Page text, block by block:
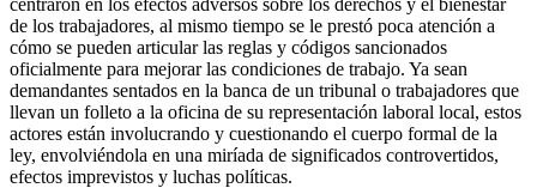
de los trabajadores, al mismo tiempo se le prestó poca atención a
cómo se pueden articular las reglas y códigos sancionados
oficialmente para mejorar las condiciones de trabajo. Ya sean
demandantes sentados en la banca de un tribunal o trabajadores que
llevan un folleto a la oficina de su representación laboral local, estos
actores están involucrando y cuestionando el cuerpo formal de la
ley, envolviéndola en una miríada de significados controvertidos,
efectos imprevistos y luchas políticas.